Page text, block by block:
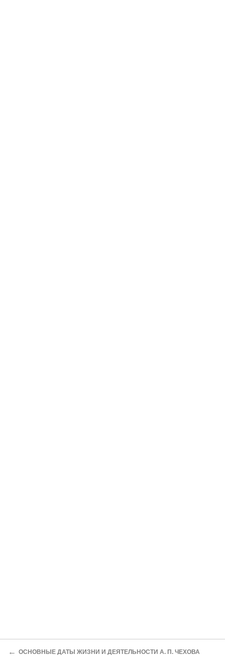
← ОСНОВНЫЕ ДАТЫ ЖИЗНИ И ДЕЯТЕЛЬНОСТИ А. П. ЧЕХОВА